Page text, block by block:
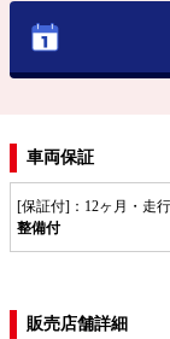
車両保証
[保証付]：12ヶ月・走
整備付
販売店舗詳細